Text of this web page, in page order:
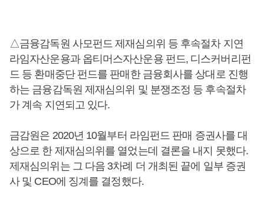
△금융감독원 사모펀드 제재심의위 등 후속절차 지연
라임자산운용과 옵티머스자산운용 펀드, 디스커버리펀
드 등 환매중단 펀드를 판매한 금융회사를 상대로 진행
하는 금융감독원 제재심의위 및 분쟁조정 등 후속절차
가 계속 지연되고 있다.
금감원은 2020년 10월부터 라임펀드 판매 증권사를 대
상으로 한 제재심의위를 열었는데 결론을 내지 못했다.
제재심의위는 그 다음 3차례 더 개최된 끝에 일부 증권
사 및 CEO에 징계를 결정했다.